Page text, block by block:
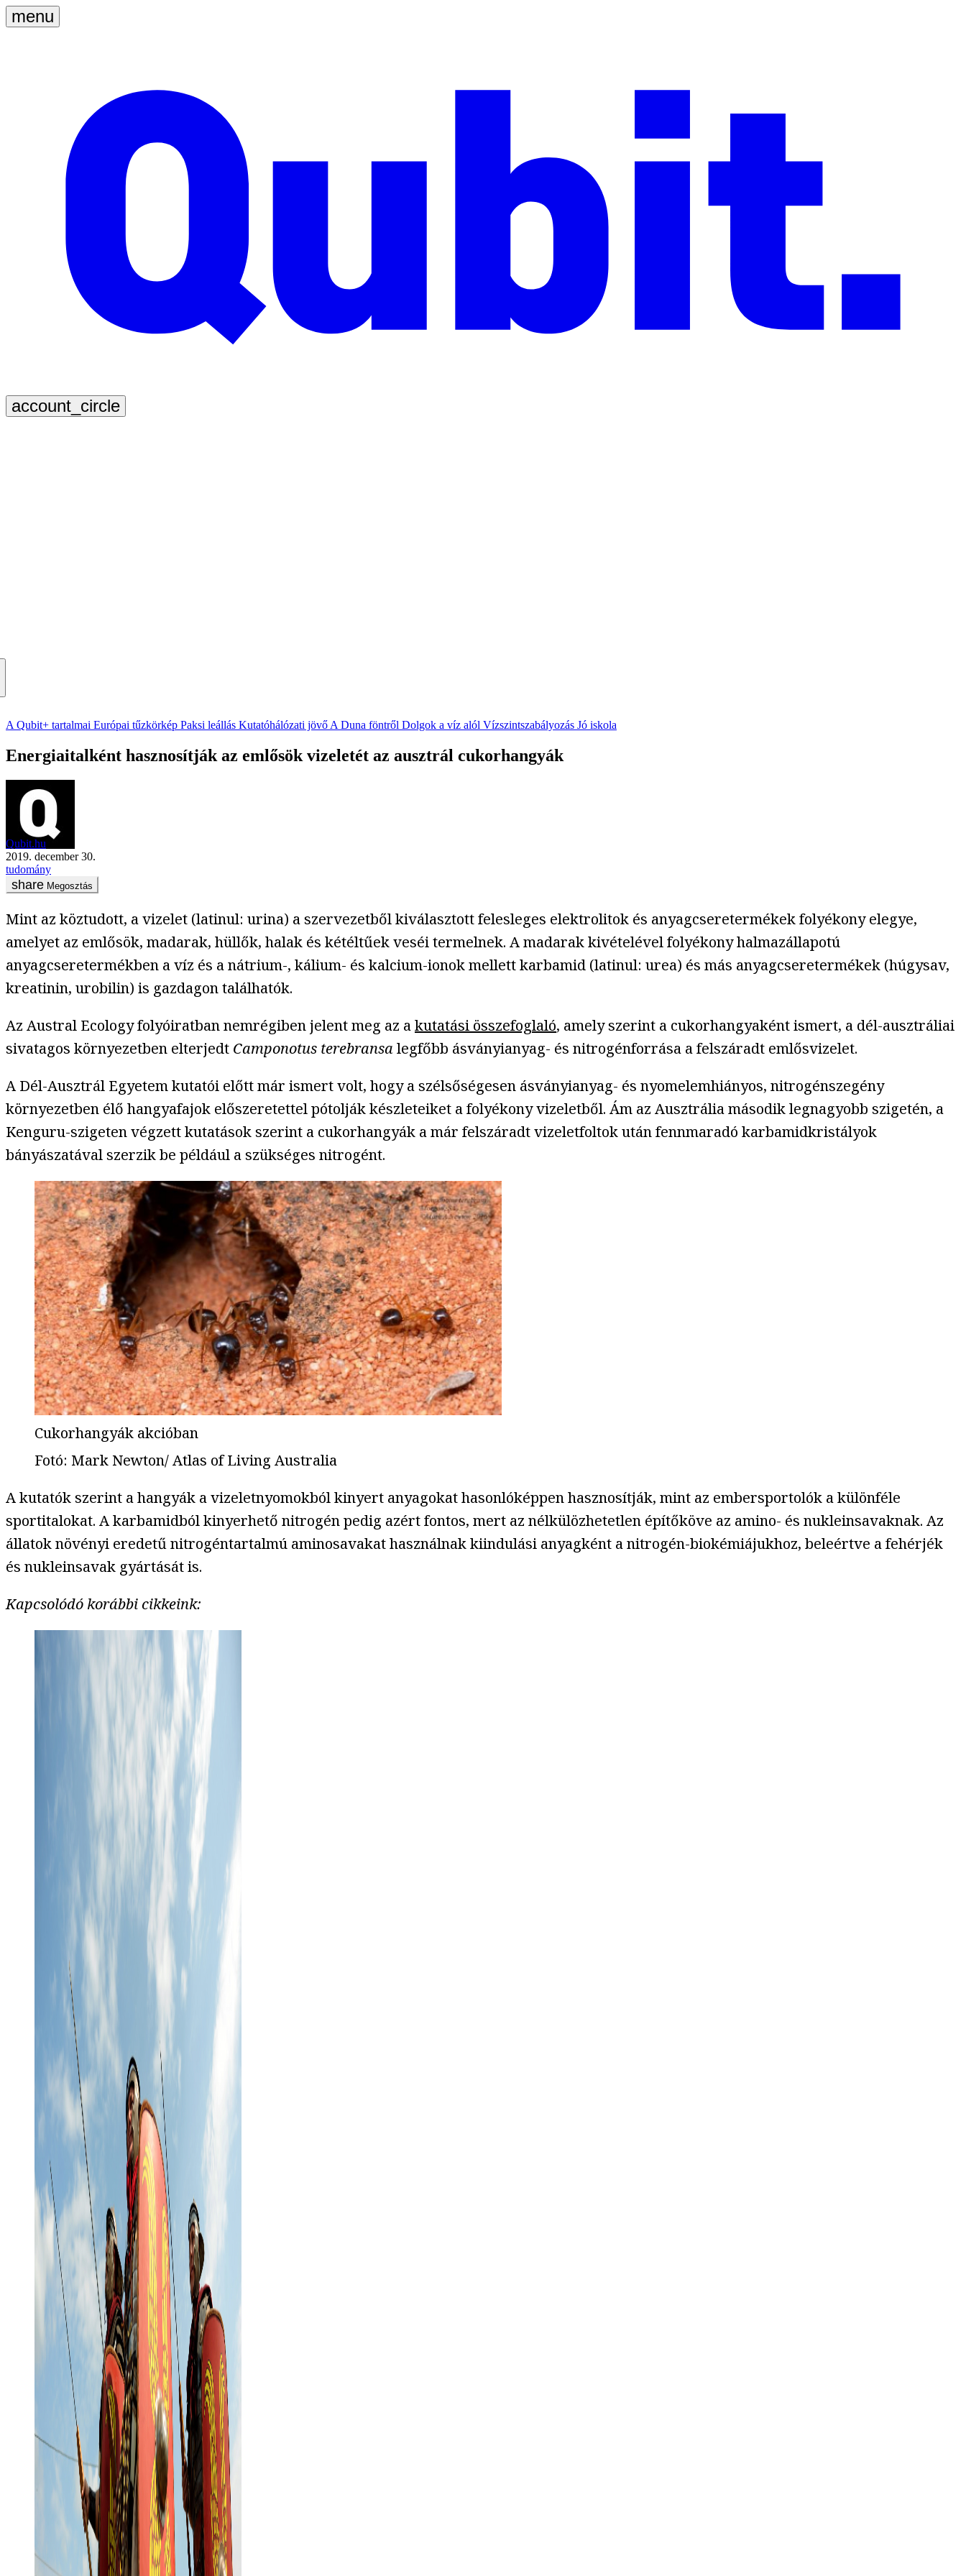
A Qubit+ tartalmai Európai tűzkörkép Paksi leállás Kutatóhálózati jövő A Duna föntről Dolgok a víz alól Vízszintszabályozás Jó iskola
Energiaitalként hasznosítják az emlősök vizeletét az ausztrál cukorhangyák
Qubit.hu
2019. december 30.
tudomány
Megosztás
Mint az köztudott, a vizelet (latinul: urina) a szervezetből kiválasztott felesleges elektrolitok és anyagcseretermékek folyékony elegye,
amelyet az emlősök, madarak, hüllők, halak és kétéltűek veséi termelnek. A madarak kivételével folyékony halmazállapotú
anyagcseretermékben a víz és a nátrium-, kálium- és kalcium-ionok mellett karbamid (latinul: urea) és más anyagcseretermékek (húgysav,
kreatinin, urobilin) is gazdagon találhatók.
Az Austral Ecology folyóiratban nemrégiben jelent meg az akutatási összefoglaló, amely szerint a cukorhangyaként ismert, a dél-ausztráliai
sivatagos környezetben elterjedt Camponotus terebransalegfőbb ásványianyag- és nitrogénforrása a felszáradt emlősvizelet.
A Dél-Ausztrál Egyetem kutatói előtt már ismert volt, hogy a szélsőségesen ásványianyag- és nyomelemhiányos, nitrogénszegény
környezetben élő hangyafajok előszeretettel pótolják készleteiket a folyékony vizeletből. Ám az Ausztrália második legnagyobb szigetén, a
Kenguru-szigeten végzett kutatások szerint a cukorhangyák a már felszáradt vizeletfoltok után fennmaradó karbamidkristályok
bányászatával szerzik be például a szükséges nitrogént.
Cukorhangyák akcióban
Fotó: Mark Newton/ Atlas of Living Australia
A kutatók szerint a hangyák a vizeletnyomokból kinyert anyagokat hasonlóképpen hasznosítják, mint az embersportolók a különféle
sportitalokat. A karbamidból kinyerhető nitrogén pedig azért fontos, mert az nélkülözhetetlen építőköve az amino- és nukleinsavaknak. Az
állatok növényi eredetű nitrogéntartalmú aminosavakat használnak kiindulási anyagként a nitrogén-biokémiájukhoz, beleértve a fehérjék
és nukleinsavak gyártását is.
Kapcsolódó korábbi cikkeink: